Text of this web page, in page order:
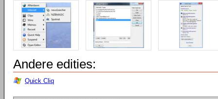
Andere edities:
Quick Cliq